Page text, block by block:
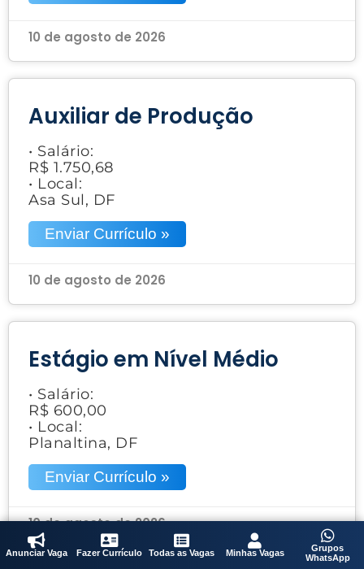
10 de agosto de 2026
Auxiliar de Produção
• Salário:
R$ 1.750,68
• Local:
Asa Sul, DF
Enviar Currículo »
10 de agosto de 2026
Estágio em Nível Médio
• Salário:
R$ 600,00
• Local:
Planaltina, DF
Enviar Currículo »
10 de agosto de 2026
Anunciar Vaga Fazer Currículo Todas as Vagas Minhas Vagas
Grupos
WhatsApp